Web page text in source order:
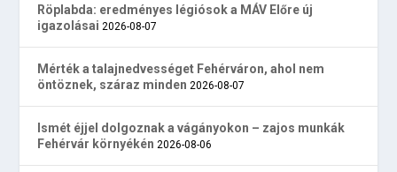
Röplabda: eredményes légiósok a MÁV Előre új
igazolásai 2026-08-07
Mérték a talajnedvességet Fehérváron, ahol nem
öntöznek, száraz minden 2026-08-07
Ismét éjjel dolgoznak a vágányokon – zajos munkák
Fehérvár környékén 2026-08-06